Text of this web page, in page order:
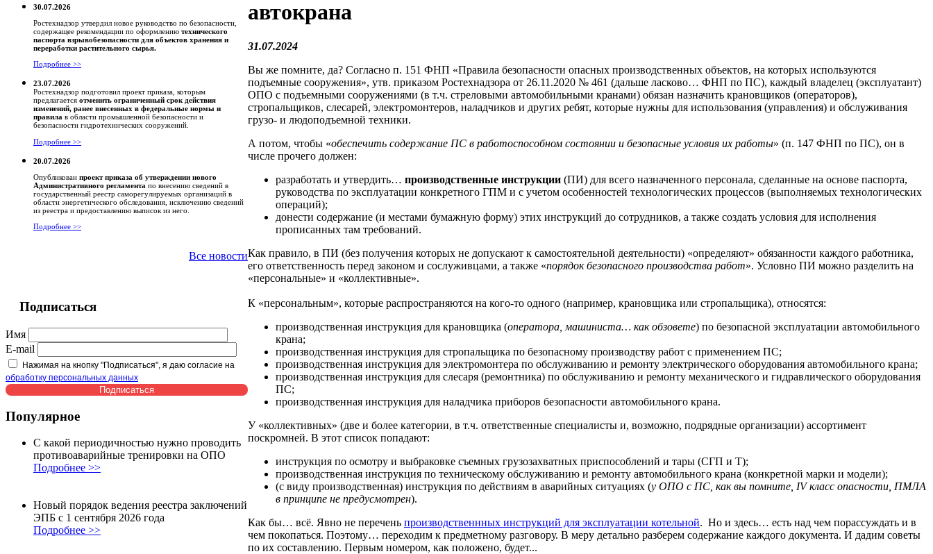
30.07.2026
Ростехнадзор утвердил новое руководство по безопасности,
содержащее рекомендации по оформлению технического
паспорта взрывобезопасности для объектов хранения и
переработки растительного сырья.
Подробнее >>
23.07.2026
Ростехнадзор подготовил проект приказа, которым
предлагается отменить ограниченный срок действия
изменений, ранее внесенных в федеральные нормы и
правила в области промышленной безопасности и
безопасности гидротехнических сооружений.
Подробнее >>
20.07.2026
Опубликован проект приказа об утверждении нового
Административного регламента по внесению сведений в
государственный реестр саморегулируемых организаций в
области энергетического обследования, исключению сведений
из реестра и предоставлению выписок из него.
Подробнее >>
Все новости
Подписаться
Имя
E-mail
Нажимая на кнопку "Подписаться", я даю согласие на
обработку персональных данных
Популярное
С какой периодичностью нужно проводить
противоаварийные тренировки на ОПО
Подробнее >>
Новый порядок ведения реестра заключений
ЭПБ с 1 сентября 2026 года
Подробнее >>
автокрана
31.07.2024
Вы же помните, да? Согласно п. 151 ФНП «Правила безопасности опасных производственных объектов, на которых используются
подъемные сооружения», утв. приказом Ростехнадзора от 26.11.2020 № 461 (дальше ласково… ФНП по ПС), каждый владелец (эксплуатант)
ОПО с подъемными сооружениями (в т.ч. стреловыми автомобильными кранами) обязан назначить крановщиков (операторов),
стропальщиков, слесарей, электромонтеров, наладчиков и других ребят, которые нужны для использования (управления) и обслуживания
грузо- и людоподъемной техники.
А потом, чтобы «обеспечить содержание ПС в работоспособном состоянии и безопасные условия их работы» (п. 147 ФНП по ПС), он в
числе прочего должен:
разработать и утвердить… производственные инструкции (ПИ) для всего назначенного персонала, сделанные на основе паспорта,
руководства по эксплуатации конкретного ГПМ и с учетом особенностей технологических процессов (выполняемых технологических
операций);
донести содержание (и местами бумажную форму) этих инструкций до сотрудников, а также создать условия для исполнения
прописанных там требований.
Как правило, в ПИ (без получения которых не допускают к самостоятельной деятельности) «определяют» обязанности каждого работника,
его ответственность перед законом и сослуживцами, а также «порядок безопасного производства работ». Условно ПИ можно разделить на
«персональные» и «коллективные».
К «персональным», которые распространяются на кого-то одного (например, крановщика или стропальщика), относятся:
производственная инструкция для крановщика (оператора, машиниста… как обзовете) по безопасной эксплуатации автомобильного
крана;
производственная инструкция для стропальщика по безопасному производству работ с применением ПС;
производственная инструкция для электромонтера по обслуживанию и ремонту электрического оборудования автомобильного крана;
производственная инструкция для слесаря (ремонтника) по обслуживанию и ремонту механического и гидравлического оборудования
ПС;
производственная инструкция для наладчика приборов безопасности автомобильного крана.
У «коллективных» (две и более категории, в т.ч. ответственные специалисты и, возможно, подрядные организации) ассортимент
поскромней. В этот список попадают:
инструкция по осмотру и выбраковке съемных грузозахватных приспособлений и тары (СГП и Т);
производственная инструкция по техническому обслуживанию и ремонту автомобильного крана (конкретной марки и модели);
(с виду производственная) инструкция по действиям в аварийных ситуациях (у ОПО с ПС, как вы помните, IV класс опасности, ПМЛА
в принципе не предусмотрен).
Как бы… всё. Явно не перечень производственнных инструкций для эксплуатации котельной. Но и здесь… есть над чем порассуждать и в
чем покопаться. Поэтому… переходим к предметному разговору. В меру детально разберем содержание каждого документа. И дадим советы
по их составлению. Первым номером, как положено, будет...